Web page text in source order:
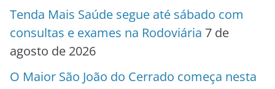
Tenda Mais Saúde segue até sábado com
consultas e exames na Rodoviária 7 de
agosto de 2026
O Maior São João do Cerrado começa nesta